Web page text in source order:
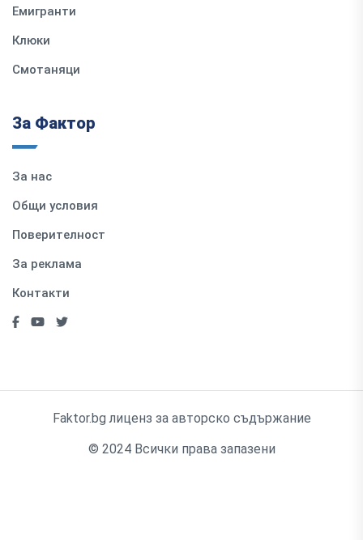
Емигранти
Клюки
Смотаняци
За Фактор
За нас
Общи условия
Поверителност
За реклама
Контакти
Faktor.bg лиценз за авторско съдържание
© 2024 Всички права запазени